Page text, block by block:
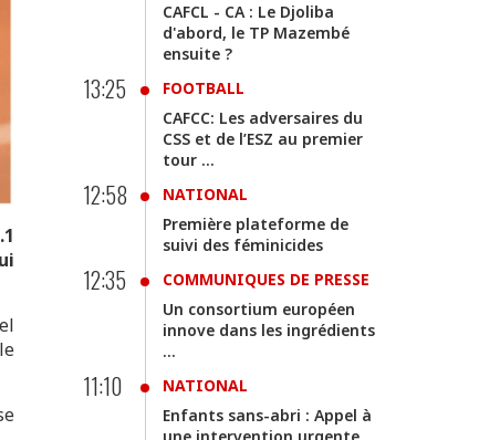
CAFCL - CA : Le Djoliba
d'abord, le TP Mazembé
ensuite ?
13:25
FOOTBALL
CAFCC: Les adversaires du
CSS et de l’ESZ au premier
tour ...
12:58
NATIONAL
Première plateforme de
suivi des féminicides
12:35
COMMUNIQUES DE PRESSE
Un consortium européen
innove dans les ingrédients
...
11:10
NATIONAL
Enfants sans-abri : Appel à